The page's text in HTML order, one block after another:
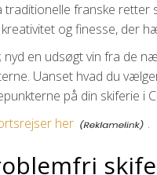
traditionelle franske
og finesse, der
en udsøgt vin fra de
Uanset hvad du
på din skiferie i
her .